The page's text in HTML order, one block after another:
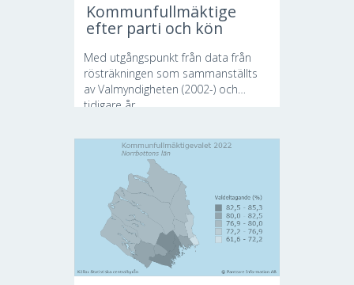
Kommunfullmäktige
efter parti och kön
Med utgångspunkt från data från
rösträkningen som sammanställts
av Valmyndigheten (2002-) och
tidigare år...